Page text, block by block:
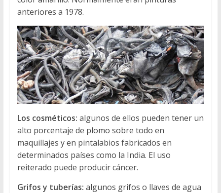
anteriores a 1978.
Los cosméticos: algunos de ellos pueden tener un
alto porcentaje de plomo sobre todo en
maquillajes y en pintalabios fabricados en
determinados países como la India. El uso
reiterado puede producir cáncer.
Grifos y tuberías: algunos grifos o llaves de agua